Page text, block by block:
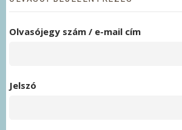
Olvasójegy szám / e-mail cím
Jelszó